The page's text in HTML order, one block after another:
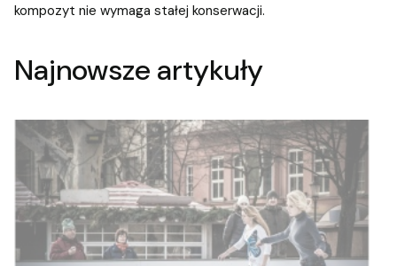
kompozyt nie wymaga stałej konserwacji.
Najnowsze artykuły